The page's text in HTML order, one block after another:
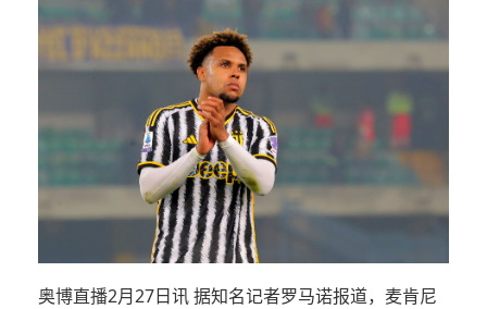
奥博直播2月27日讯 据知名记者罗马诺报道，麦肯尼